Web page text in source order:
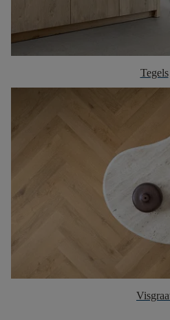
Tegels